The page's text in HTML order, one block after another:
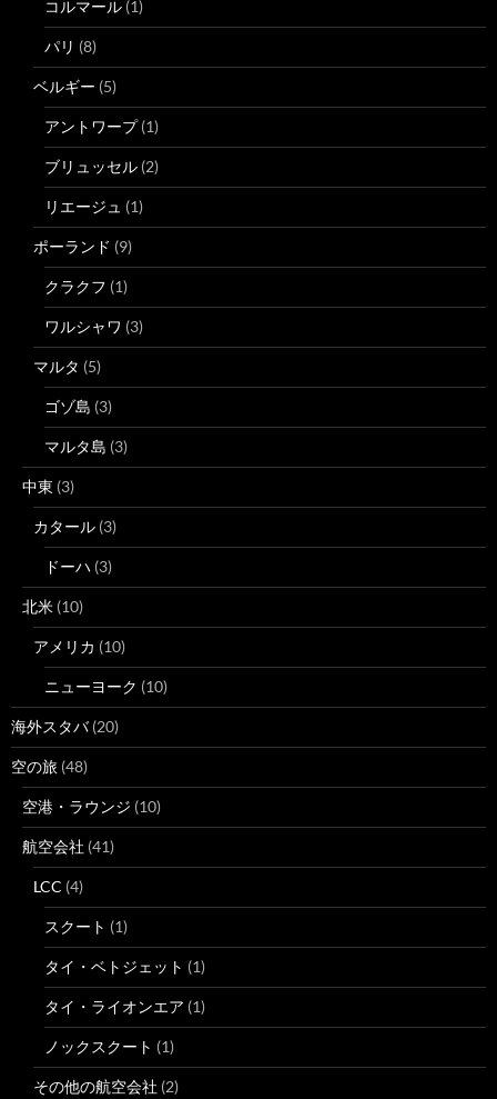
コルマール (1)
パリ (8)
ベルギー (5)
アントワープ(1)
ブリュッセル (2)
リエージュ (1)
ポーランド (9)
クラクフ (1)
ワルシャワ (3)
マルタ (5)
ゴゾ島 (3)
マルタ島 (3)
中東 (3)
カタール (3)
ドーハ (3)
北米 (10)
アメリカ (10)
ニューヨーク (10)
海外スタバ(20)
空の旅 (48)
空港・ラウンジ (10)
航空会社 (41)
LCC (4)
スクート (1)
タイ・ベトジェット (1)
タイ・ライオンエア (1)
ノックスクート (1)
その他の航空会社 (2)